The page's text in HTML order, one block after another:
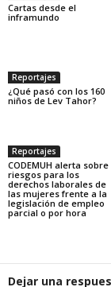
Cartas desde el
inframundo
Reportajes
¿Qué pasó con los 160
niños de Lev Tahor?
Reportajes
CODEMUH alerta sobre
riesgos para los
derechos laborales de
las mujeres frente a la
legislación de empleo
parcial o por hora
Dejar una